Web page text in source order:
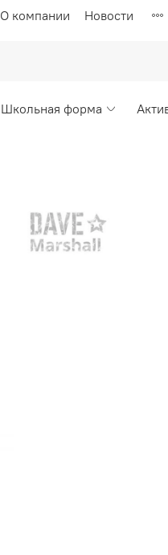
О компании Новости
Школьная форма